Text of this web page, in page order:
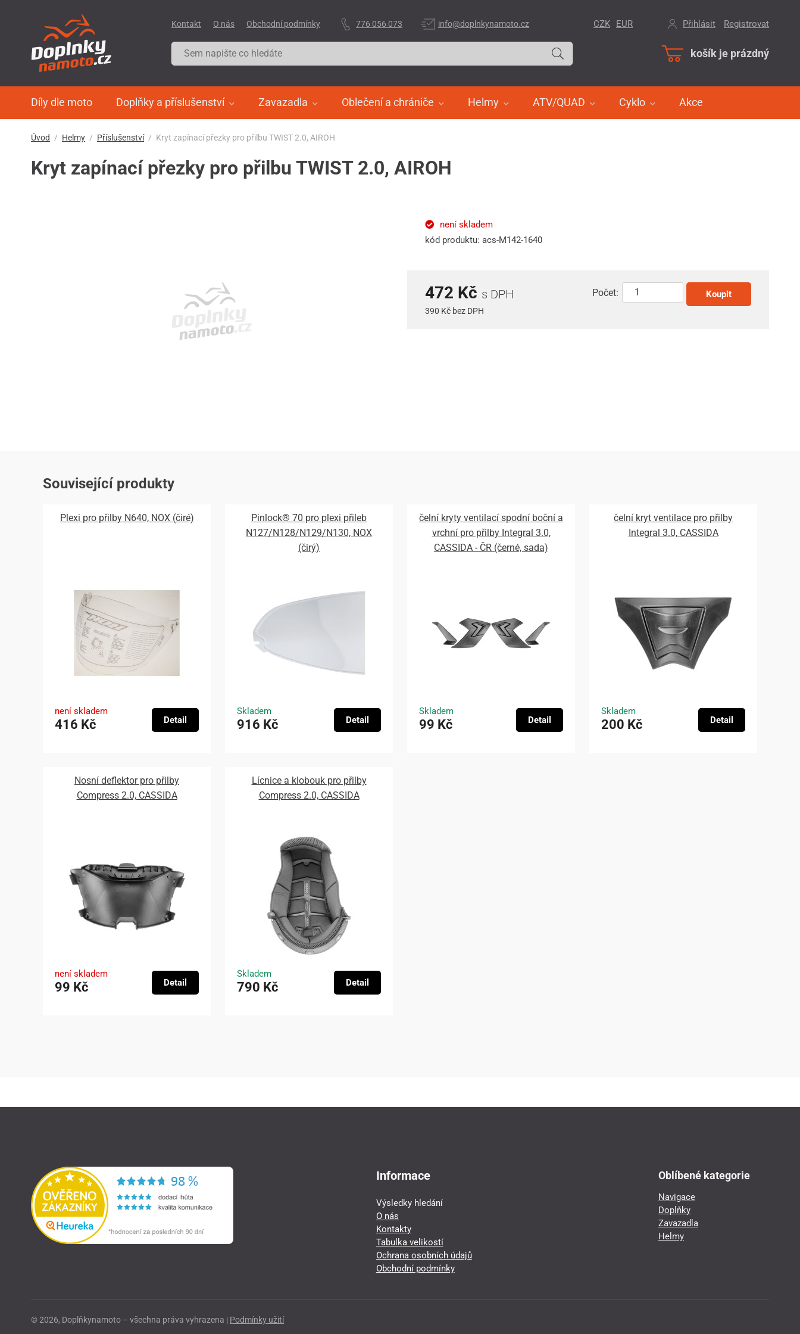
košík je prázdný
Díly dle moto Doplňky a příslušenství Zavazadla Oblečení a chrániče Helmy ATV/QUAD Cyklo Akce
CZK EUR Přihlásit Registrovat
Kontakt O nás Obchodní podmínky 776 056 073 info@doplnkynamoto.cz
Úvod Helmy Příslušenství Kryt zapínací přezky pro přilbu TWIST 2.0, AIROH
Kryt zapínací přezky pro přilbu TWIST 2.0, AIROH
není skladem
kód produktu: acs-M142-1640
472 Kč s DPH
390 Kč bez DPH
Počet: Koupit
Související produkty
Plexi pro přilby N640, NOX (čiré)
není skladem
416 Kč Detail
Pinlock® 70 pro plexi přileb
N127/N128/N129/N130, NOX
(čirý)
Skladem
916 Kč Detail
čelní kryty ventilací spodní boční a
vrchní pro přilby Integral 3.0,
CASSIDA - ČR (černé, sada)
Skladem
99 Kč Detail
čelní kryt ventilace pro přilby
Integral 3.0, CASSIDA
Skladem
200 Kč Detail
Nosní deflektor pro přilby
Compress 2.0, CASSIDA
není skladem
99 Kč Detail
Lícnice a klobouk pro přilby
Compress 2.0, CASSIDA
Skladem
790 Kč Detail
Informace
Výsledky hledání
O nás
Kontakty
Tabulka velikostí
Ochrana osobních údajů
Obchodní podmínky
Oblíbené kategorie
Navigace
Doplňky
Zavazadla
Helmy
© 2026, Doplňkynamoto – všechna práva vyhrazena | Podmínky užití